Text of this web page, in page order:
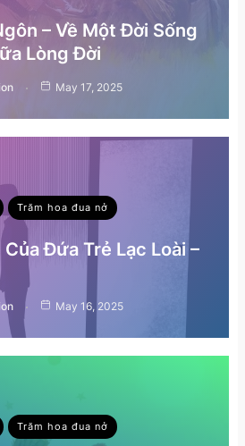
– Về Một Đời Sống
Lòng Đời
May 17, 2025
Trăm hoa đua nở
Đứa Trẻ Lạc Loài –
May 16, 2025
Trăm hoa đua nở